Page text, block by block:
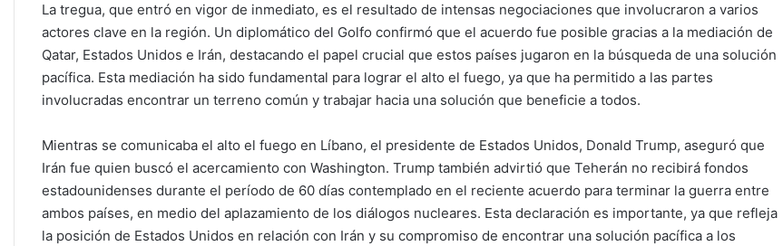
La tregua, que entró en vigor de inmediato, es el resultado de intensas negociaciones que involucraron a varios
actores clave en la región. Un diplomático del Golfo confirmó que el acuerdo fue posible gracias a la mediación de
Qatar, Estados Unidos e Irán, destacando el papel crucial que estos países jugaron en la búsqueda de una solución
pacífica. Esta mediación ha sido fundamental para lograr el alto el fuego, ya que ha permitido a las partes
involucradas encontrar un terreno común y trabajar hacia una solución que beneficie a todos.
Mientras se comunicaba el alto el fuego en Líbano, el presidente de Estados Unidos, Donald Trump, aseguró que
Irán fue quien buscó el acercamiento con Washington. Trump también advirtió que Teherán no recibirá fondos
estadounidenses durante el período de 60 días contemplado en el reciente acuerdo para terminar la guerra entre
ambos países, en medio del aplazamiento de los diálogos nucleares. Esta declaración es importante, ya que refleja
la posición de Estados Unidos en relación con Irán y su compromiso de encontrar una solución pacífica a los